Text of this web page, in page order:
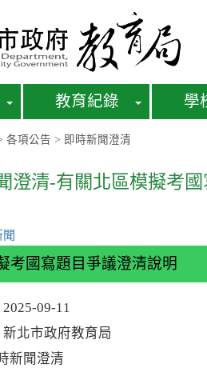
教育紀錄 學
各項公告 > 即時新聞澄清
澄清-有關北區模擬考
考國寫題目爭議澄清說明
2025-09-11
新北市政府教育局
新聞澄清